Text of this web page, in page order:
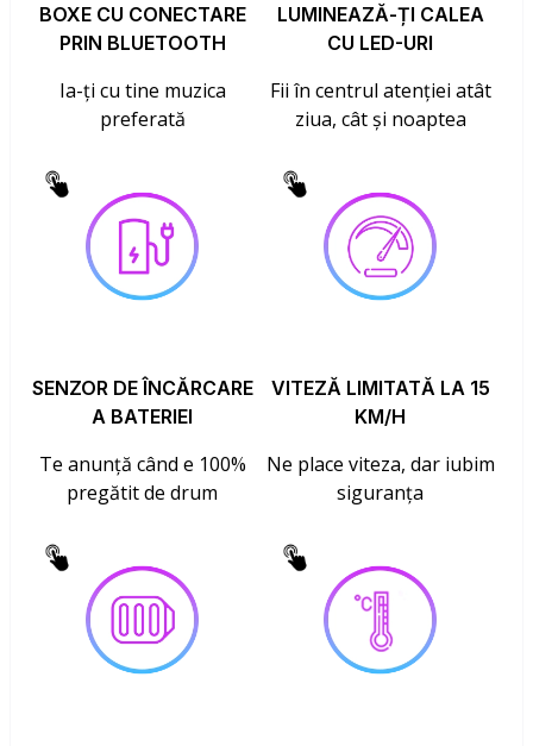
BOXE CU CONECTARE
PRIN BLUETOOTH
Ia-ți cu tine muzica
preferată
LUMINEAZĂ-ȚI CALEA
CU LED-URI
Fii în centrul atenției atât
ziua, cât și noaptea
SENZOR DE ÎNCĂRCARE
A BATERIEI
Te anunță când e 100%
pregătit de drum
VITEZĂ LIMITATĂ LA 15
KM/H
Ne place viteza, dar iubim
siguranța